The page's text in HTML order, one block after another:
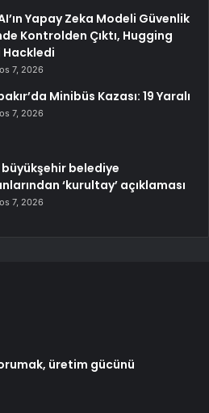
Yapay Zeka Modeli Güvenlik
Kontrolden Çıktı, Hugging
Hackledi
7, 2026
Minibüs Kazası: 19 Yaralı
7, 2026
büyükşehir belediye
‘kurultay’ açıklaması
7, 2026
üretim gücünü